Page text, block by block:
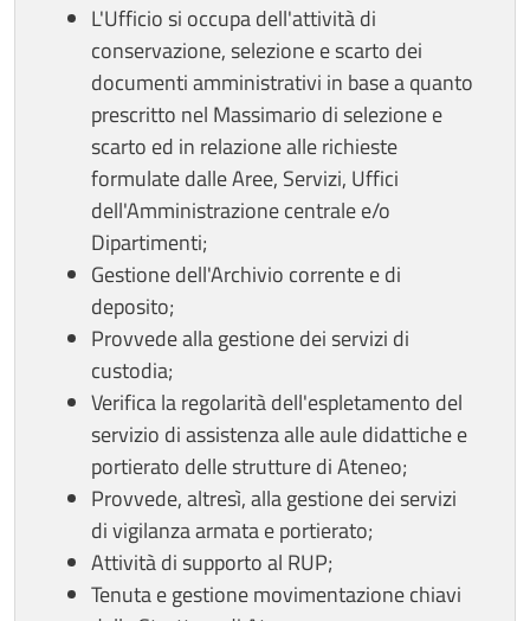
L'Ufficio si occupa dell'attività di
conservazione, selezione e scarto dei
documenti amministrativi in base a quanto
prescritto nel Massimario di selezione e
scarto ed in relazione alle richieste
formulate dalle Aree, Servizi, Uffici
dell'Amministrazione centrale e/o
Dipartimenti;
Gestione dell'Archivio corrente e di
deposito;
Provvede alla gestione dei servizi di
custodia;
Verifica la regolarità dell'espletamento del
servizio di assistenza alle aule didattiche e
portierato delle strutture di Ateneo;
Provvede, altresì, alla gestione dei servizi
di vigilanza armata e portierato;
Attività di supporto al RUP;
Tenuta e gestione movimentazione chiavi